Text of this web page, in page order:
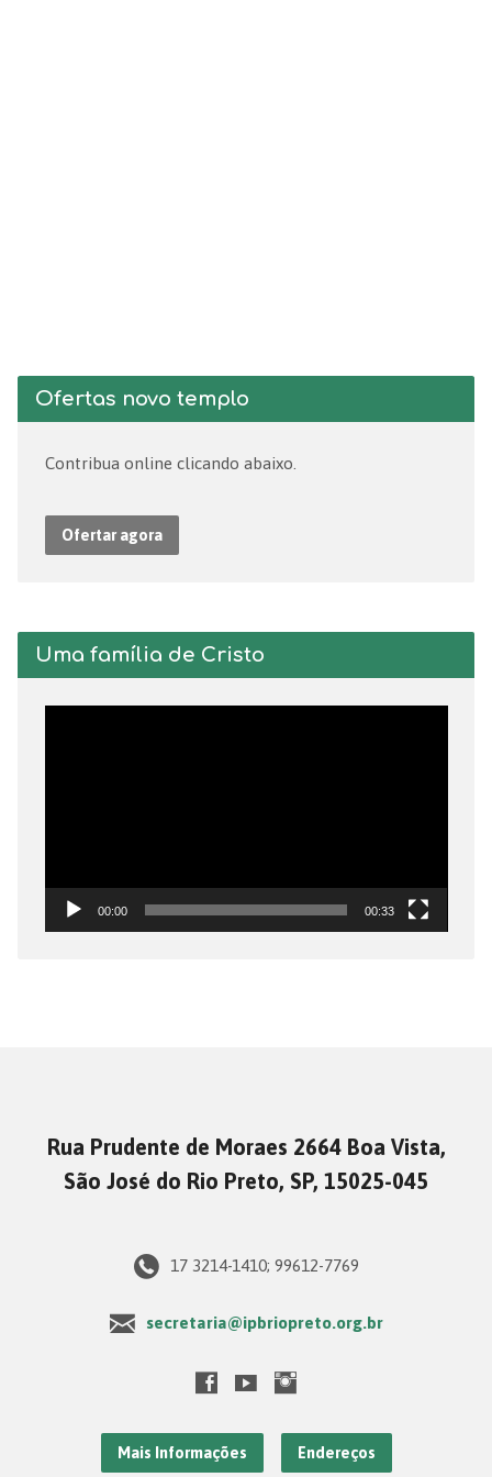
Ofertas novo templo
Contribua online clicando abaixo.
Ofertar agora
Uma família de Cristo
00:00 00:33
Rua Prudente de Moraes 2664 Boa Vista,
São José do Rio Preto, SP, 15025-045
17 3214-1410; 99612-7769
secretaria@ipbriopreto.org.br
Mais Informações Endereços